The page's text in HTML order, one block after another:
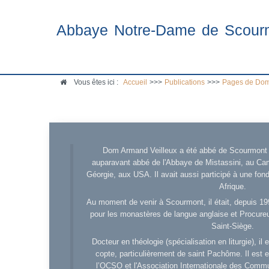
Abbaye Notre-Dame de
Vous êtes ici : Accueil >>> Publications >>> Pages de
Dom Armand Veilleux a été abbé de
auparavant abbé de l'Abbaye de Mistassini, au
Géorgie, aux USA. Il avait aussi participé à une
Afrique.
Au moment de venir à Scourmont, il était, depuis
pour les monastères de langue anglaise et
Saint-Siège.
Docteur en théologie (spécialisation en liturgie), il
copte, particulièrement de saint Pachôme. Il est
l’OCSO et l'Association Internationale des